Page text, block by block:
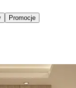
Promocje